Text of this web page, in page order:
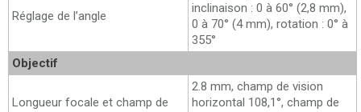
Réglage de l’angle
inclinaison : 0 à 60° (2,8 mm),
0 à 70° (4 mm), rotation : 0° à
355°
Objectif
Longueur focale et champ de
2.8 mm, champ de vision
horizontal 108,1°, champ de